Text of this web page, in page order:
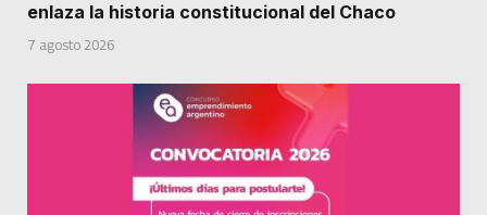
enlaza la historia constitucional del Chaco
7 agosto 2026